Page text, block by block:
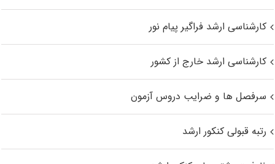
کارشناسی ارشد فراگیر پیام نور
کارشناسی ارشد خارج از کشور
سرفصل ها و ضرایب دروس آزمون
رتبه قبولی کنکور ارشد